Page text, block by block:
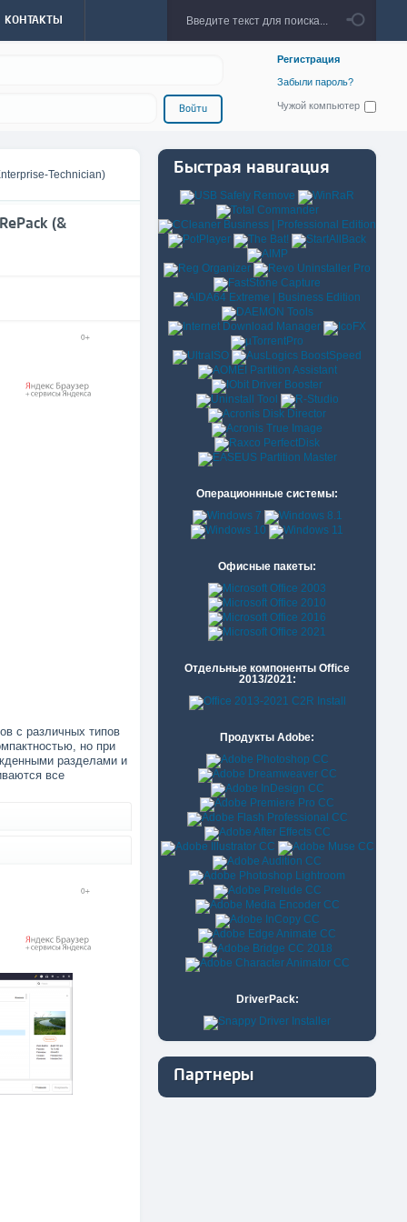
КОНТАКТЫ
Войти
Регистрация
Забыли пароль?
Чужой компьютер
Быстрая навигация
Операционнные системы:
Офисные пакеты:
Отдельные компоненты Office
2013/2021:
Продукты Adobe:
DriverPack:
Партнеры
Technician)
(&
с различных типов
но при
разделами и
все